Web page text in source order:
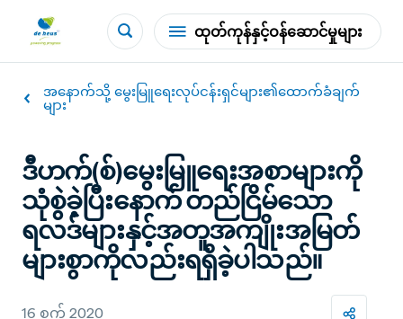
ထုတ်ကုန်နှင့်ဝန်ဆောင်မှုများ
အနောက်သို့ မွေးမြူရေးလုပ်ငန်းရှင်များ၏ထောက်ခံချက်
များ
ဒီဟက်(စ်)မွေးမြူရေးအစာများကို
သုံစွဲခဲ့ပြီးနောက် တည်ငြိမ်သော
ရလဒ်များနှင့်အတူအကျိုးအမြတ်
များစွာကိုလည်းရရှိခဲ့ပါသည်။
16 စက် 2020